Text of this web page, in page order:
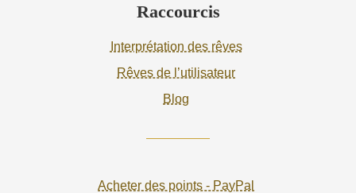
Raccourcis
Interprétation des rêves
Rêves de l’utilisateur
Blog
Acheter des points - PayPal